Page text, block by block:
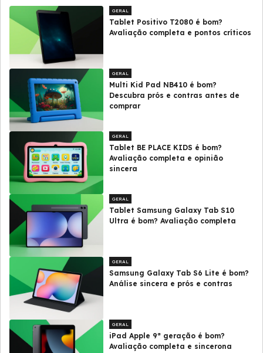
GERAL
Tablet Positivo T2080 é bom?
Avaliação completa e pontos críticos
GERAL
Multi Kid Pad NB410 é bom?
Descubra prós e contras antes de
comprar
GERAL
Tablet BE PLACE KIDS é bom?
Avaliação completa e opinião
sincera
GERAL
Tablet Samsung Galaxy Tab S10
Ultra é bom? Avaliação completa
GERAL
Samsung Galaxy Tab S6 Lite é bom?
Análise sincera e prós e contras
GERAL
iPad Apple 9ª geração é bom?
Avaliação completa e sincerona